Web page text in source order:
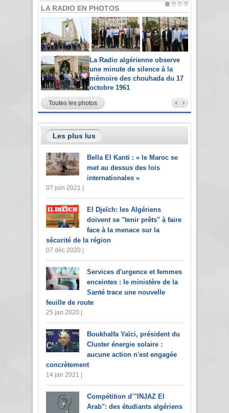
LA RADIO EN PHOTOS
La Radio algérienne observe
une minute de silence à la
mémoire des chouhada du 17
octobre 1961
Toutes les photos
Les plus lus
Bella El Kanti : « le Maroc se
met au dessus des lois
internationales »
07 juin 2021 |
El Djeïch: les Algériens
doivent se "tenir prêts" à faire
face à la menace sur la
sécurité de la région
07 déc 2020 |
Services d'urgence et femmes
enceintes : le ministère de la
Santé trace une nouvelle
feuille de route
25 jan 2020 |
Boukhalfa Yaïci, président du
Cluster énergie solaire :
aucune action n'est engagée
concrètement
14 jan 2021 |
Compétition d’"INJAZ El
Arab": des étudiants algériens